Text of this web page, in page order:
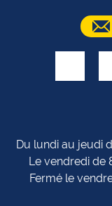
Du lundi au jeudi
Le vendredi de
Fermé le